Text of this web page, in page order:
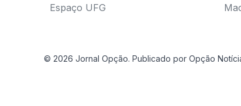
Espaço UFG
© 2026 Jornal Opção. Publicado por Opção